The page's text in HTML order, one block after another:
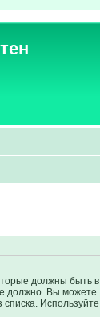
должны быть в
должно. Вы можете
списка. Используйте